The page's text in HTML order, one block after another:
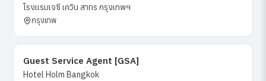
โรงแรมเจซี เควิน สาทร กรุงเทพฯ
กรุงเทพ
Guest Service Agent [GSA]
Hotel Holm Bangkok